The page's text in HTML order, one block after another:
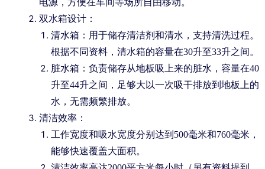
电源，方便在车间等场所自由移动。
双水箱设计：
清水箱：用于储存清洁剂和清水，支持清洗过程。
根据不同资料，清水箱的容量在30升至33升之间。
脏水箱：负责储存从地板吸上来的脏水，容量在40
升至44升之间，足够大以一次吸干排放到地板上的
水，无需频繁排放。
清洁效率：
工作宽度和吸水宽度分别达到500毫米和760毫米，
能够快速覆盖大面积。